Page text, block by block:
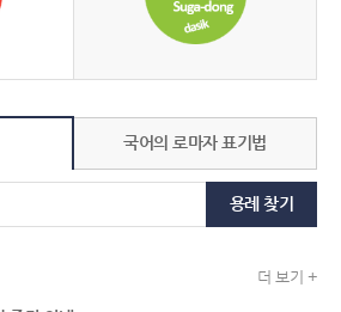
국어의 로마자 표기법
용례 찾기
더 보기 +